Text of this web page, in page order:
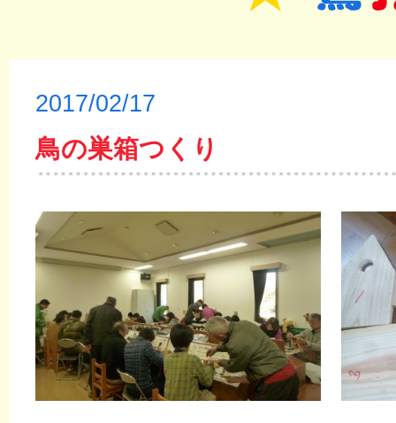
2017/02/17
鳥の巣箱つくり